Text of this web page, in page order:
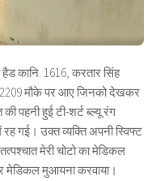
कानि. 1616, करतार सिंह
2209 मौके पर आए जिनको देखकर
पहनी हुई टी-शर्ट ब्ल्यू रंग
गई। उक्त व्यक्ति अपनी स्विफ्ट
मेरी चोटो का मेडिकल
मुआयना करवाया।